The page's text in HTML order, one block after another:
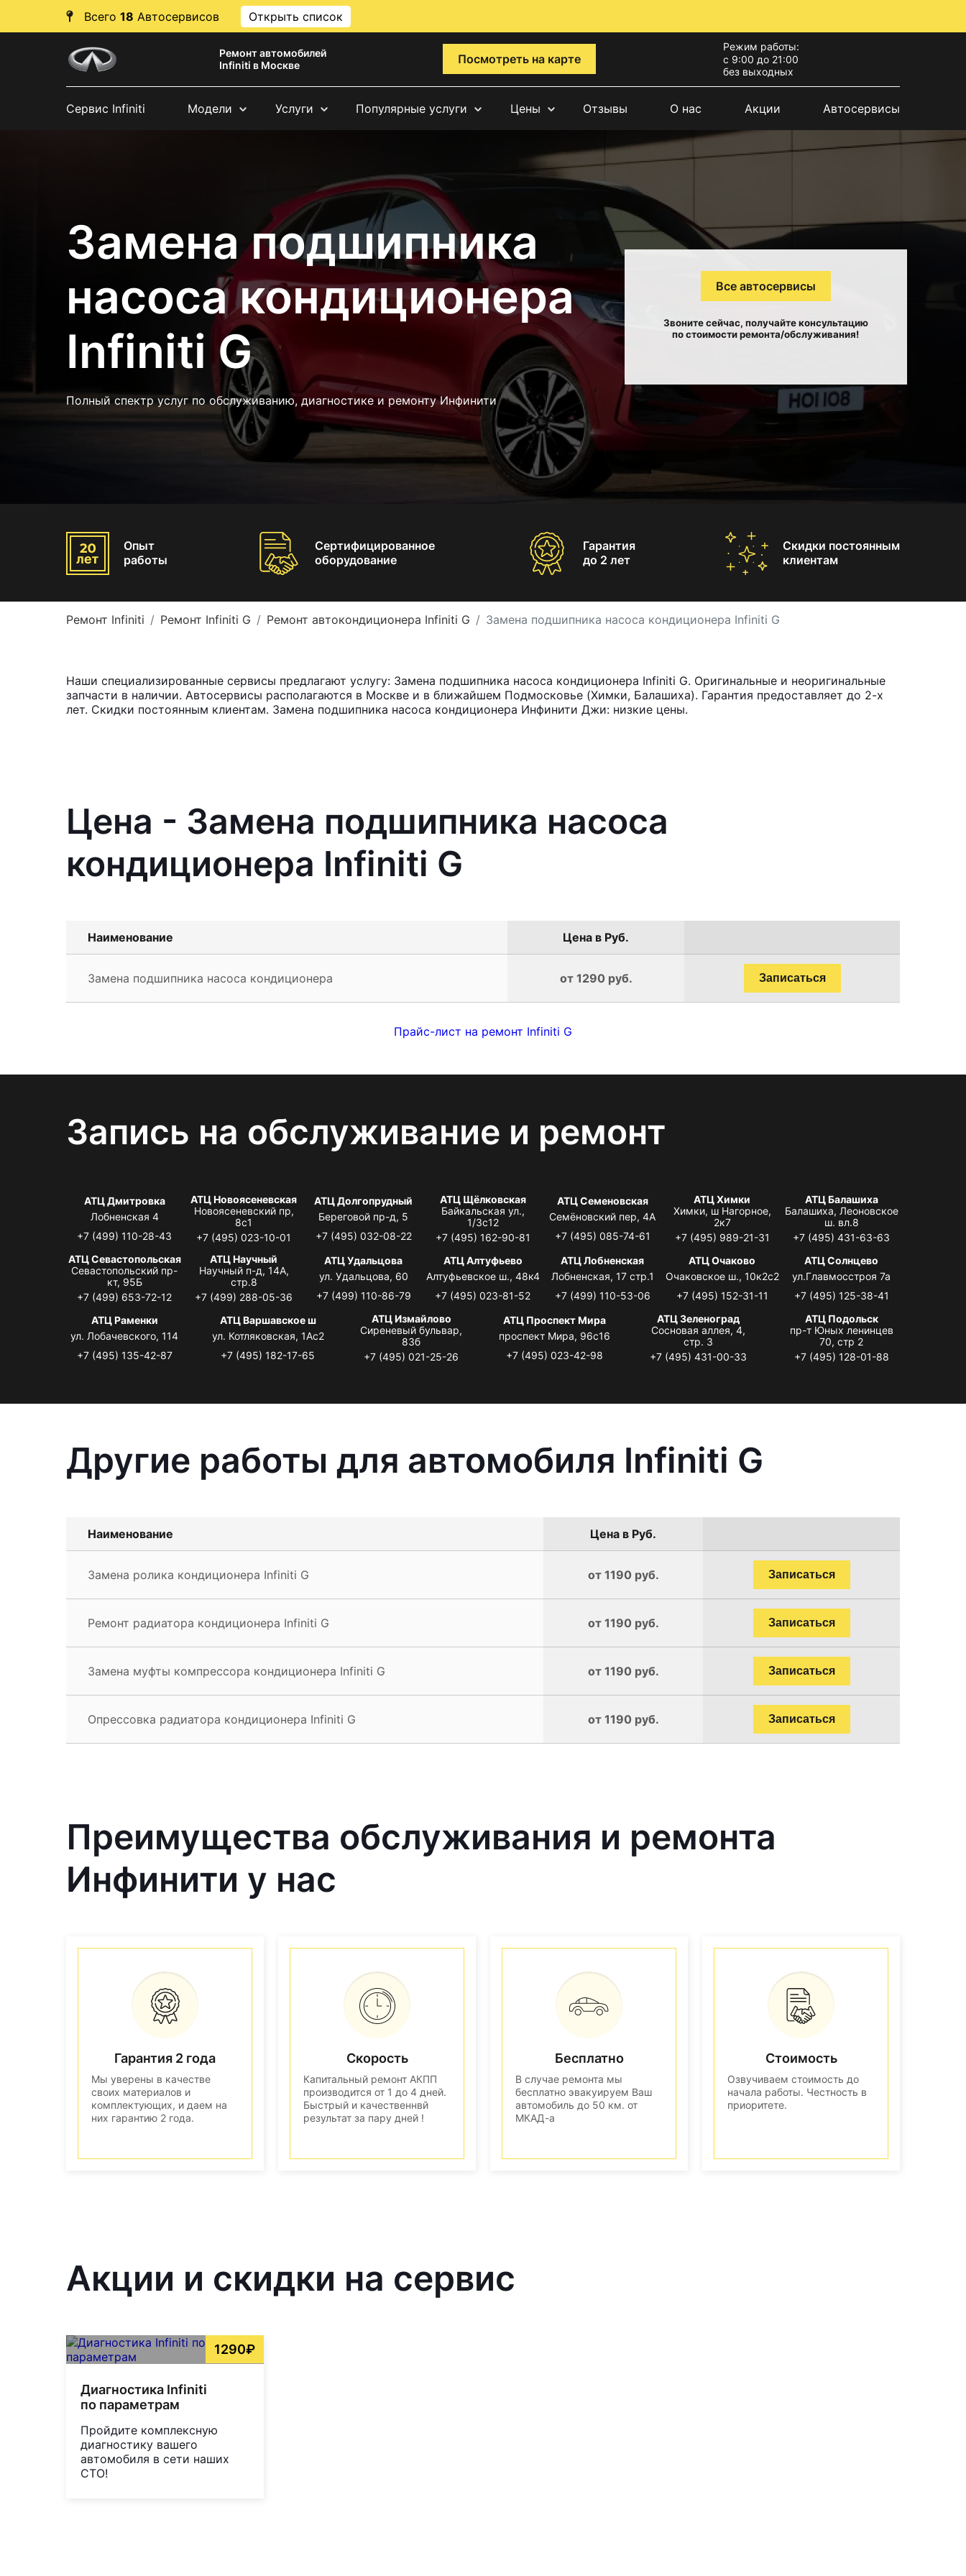
Всего 18 Автосервисов Открыть список
Ремонт автомобилей
Infiniti в Москве
Посмотреть на карте
Режим работы:
с 9:00 до 21:00
без выходных
Сервис Infiniti Модели Услуги Популярные услуги Цены Отзывы О нас Акции Автосервисы
Замена подшипника
насоса кондиционера
Infiniti G
Полный спектр услуг по обслуживанию, диагностике и ремонту Инфинити
Все автосервисы
Звоните сейчас, получайте консультацию
по стоимости ремонта/обслуживания!
Опыт
работы
Сертифицированное
оборудование
Гарантия
до 2 лет
Скидки постоянным
клиентам
Ремонт Infiniti Ремонт Infiniti G Ремонт автокондиционера Infiniti G Замена подшипника насоса кондиционера Infiniti G
Наши специализированные сервисы предлагают услугу: Замена подшипника насоса кондиционера Infiniti G. Оригинальные и неоригинальные
запчасти в наличии. Автосервисы располагаются в Москве и в ближайшем Подмосковье (Химки, Балашиха). Гарантия предоставляет до 2-х
лет. Скидки постоянным клиентам. Замена подшипника насоса кондиционера Инфинити Джи: низкие цены.
Цена - Замена подшипника насоса
кондиционера Infiniti G
Наименование Цена в Руб.
Замена подшипника насоса кондиционера от 1290 руб. Записаться
Прайс-лист на ремонт Infiniti G
Запись на обслуживание и ремонт
АТЦ Дмитровка
Лобненская 4
+7 (499) 110-28-43
АТЦ Новоясеневская
Новоясеневский пр,
8с1
+7 (495) 023-10-01
АТЦ Долгопрудный
Береговой пр-д, 5
+7 (495) 032-08-22
АТЦ Щёлковская
Байкальская ул.,
1/3с12
+7 (495) 162-90-81
АТЦ Семеновская
Семёновский пер, 4А
+7 (495) 085-74-61
АТЦ Химки
Химки, ш Нагорное,
2к7
+7 (495) 989-21-31
АТЦ Балашиха
Балашиха, Леоновское
ш. вл.8
+7 (495) 431-63-63
АТЦ Севастопольская
Севастопольский пр-
кт, 95Б
+7 (499) 653-72-12
АТЦ Научный
Научный п-д, 14А,
стр.8
+7 (499) 288-05-36
АТЦ Удальцова
ул. Удальцова, 60
+7 (499) 110-86-79
АТЦ Алтуфьево
Алтуфьевское ш., 48к4
+7 (495) 023-81-52
АТЦ Лобненская
Лобненская, 17 стр.1
+7 (499) 110-53-06
АТЦ Очаково
Очаковское ш., 10к2с2
+7 (495) 152-31-11
АТЦ Солнцево
ул.Главмосстроя 7а
+7 (495) 125-38-41
АТЦ Раменки
ул. Лобачевского, 114
+7 (495) 135-42-87
АТЦ Варшавское ш
ул. Котляковская, 1Ас2
+7 (495) 182-17-65
АТЦ Измайлово
Сиреневый бульвар,
83б
+7 (495) 021-25-26
АТЦ Проспект Мира
проспект Мира, 96с16
+7 (495) 023-42-98
АТЦ Зеленоград
Сосновая аллея, 4,
стр. 3
+7 (495) 431-00-33
АТЦ Подольск
пр-т Юных ленинцев
70, стр 2
+7 (495) 128-01-88
Другие работы для автомобиля Infiniti G
Наименование Цена в Руб.
Замена ролика кондиционера Infiniti G от 1190 руб. Записаться
Ремонт радиатора кондиционера Infiniti G от 1190 руб. Записаться
Замена муфты компрессора кондиционера Infiniti G от 1190 руб. Записаться
Опрессовка радиатора кондиционера Infiniti G от 1190 руб. Записаться
Преимущества обслуживания и ремонта
Инфинити у нас
Гарантия 2 года
Мы уверены в качестве
своих материалов и
комплектующих, и даем на
них гарантию 2 года.
Скорость
Капитальный ремонт АКПП
производится от 1 до 4 дней.
Быстрый и качественнвй
результат за пару дней !
Бесплатно
В случае ремонта мы
бесплатно эвакуируем Ваш
автомобиль до 50 км. от
МКАД-а
Стоимость
Озвучиваем стоимость до
начала работы. Честность в
приоритете.
Акции и скидки на сервис
1290₽
Диагностика Infiniti
по параметрам
Пройдите комплексную
диагностику вашего
автомобиля в сети наших
СТО!